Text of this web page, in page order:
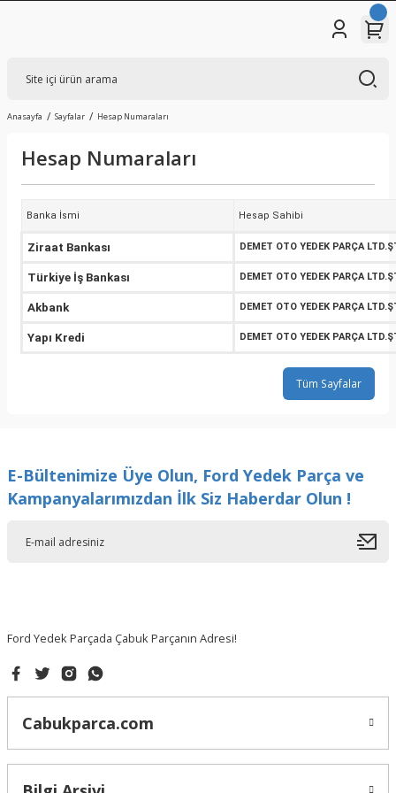
Anasayfa Sayfalar Hesap Numaraları
Hesap Numaraları
Banka İsmi Hesap Sahibi
Ziraat Bankası DEMET OTO YEDEK PARÇA
Türkiye İş Bankası DEMET OTO YEDEK PARÇA
Akbank DEMET OTO YEDEK PARÇA
Yapı Kredi DEMET OTO YEDEK PARÇA
Tüm Sayfalar
E-Bültenimize Üye Olun, Ford Yedek Parça ve
Kampanyalarımızdan İlk Siz Haberdar Olun !
Ford Yedek Parçada Çabuk Parçanın Adresi!
Cabukparca.com